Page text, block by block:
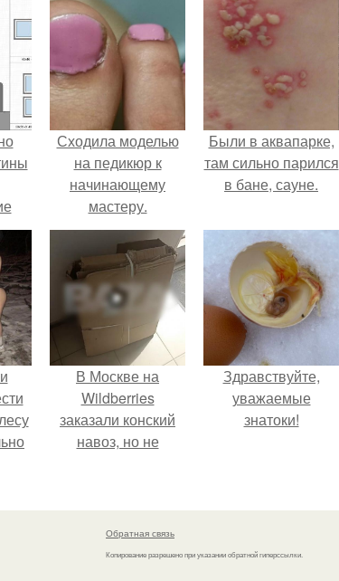
Сходила моделью
на педикюр к
начинающему
мастеру.
Были в аквапарке,
там сильно парился
в бане, сауне.
35
В Москве на
Wildberries
заказали конский
навоз, но не
Здравствуйте,
уважаемые
знатоки!
Обратная связь
Копирование разрешено при указании обратной гиперссылки.